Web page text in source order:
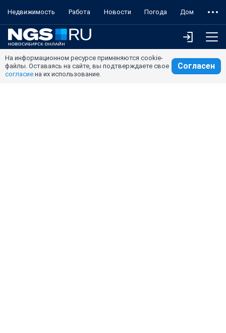
Недвижимость Работа Новости Погода Дом
На информационном ресурсе применяются cookie-
файлы. Оставаясь на сайте, вы подтверждаете свое
согласие на их использование.
Согласен